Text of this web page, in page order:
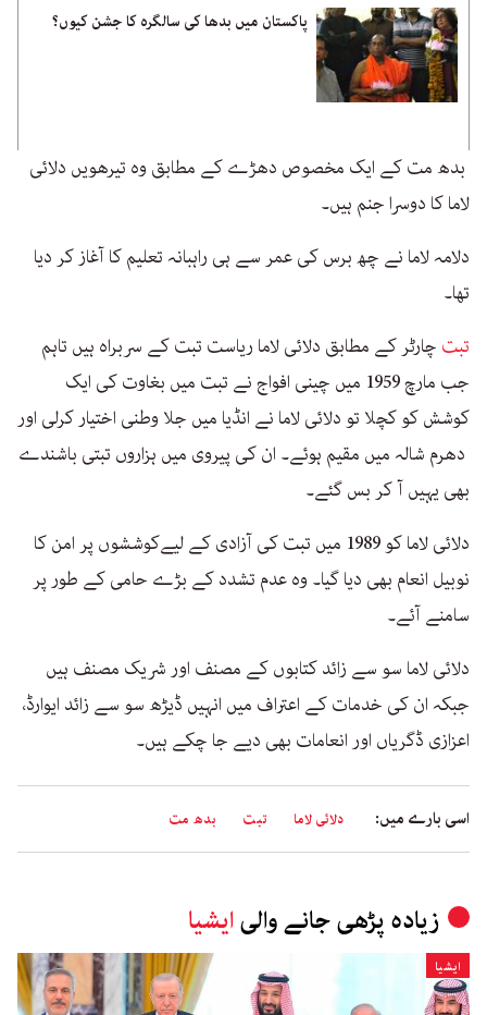
پاکستان میں بدھا کی سالگرہ کا جشن کیوں؟
بدھ مت کے ایک مخصوص دھڑے کے مطابق وہ تیرھویں دلائی
لاما کا دوسرا جنم ہیں۔
دلامہ لاما نے چھ برس کی عمر سے ہی راہبانہ تعلیم کا آغاز کر دیا
تھا۔
تبت چارٹر کے مطابق دلائی لاما ریاست تبت کے سربراہ ہیں تاہم
جب مارچ 1959 میں چینی افواج نے تبت میں بغاوت کی ایک
کوشش کو کچلا تو دلائی لاما نے انڈیا میں جلا وطنی اختیار کرلی اور
دھرم شالہ میں مقیم ہوئے۔ ان کی پیروی میں ہزاروں تبتی باشندے
بھی یہیں آ کر بس گئے۔
دلائی لاما کو 1989 میں تبت کی آزادی کے لیےکوششوں پر امن کا
نوبیل انعام بھی دیا گیا۔ وہ عدم تشدد کے بڑے حامی کے طور پر
سامنے آئے۔
دلائی لاما سو سے زائد کتابوں کے مصنف اور شریک مصنف ہیں
جبکہ ان کی خدمات کے اعتراف میں انہیں ڈیڑھ سو سے زائد ایوارڈ،
اعزازی ڈگریاں اور انعامات بھی دیے جا چکے ہیں۔
اسی بارے میں: دلائی لاما تبت بدھ مت
زیادہ پڑھی جانے والیایشیا
ایشیا